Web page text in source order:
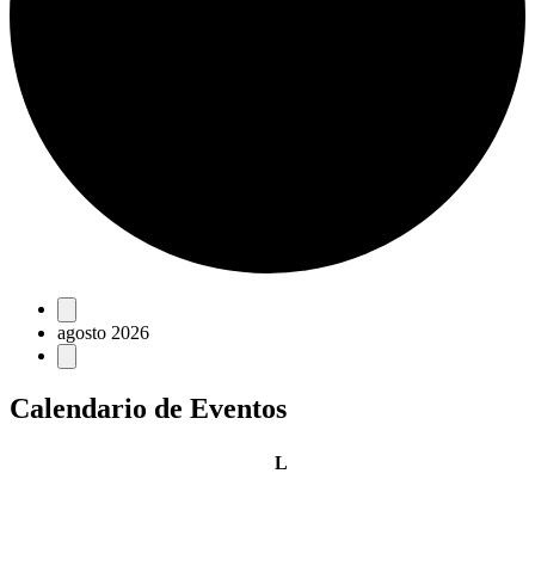
Eventos
agosto 2026
Calendario de Eventos
Llunes